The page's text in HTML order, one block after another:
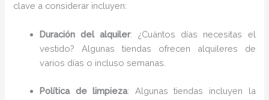
clave a considerar incluyen:
Duración del alquiler: ¿Cuántos días necesitas el
vestido? Algunas tiendas ofrecen alquileres de
varios días o incluso semanas.
Política de limpieza: Algunas tiendas incluyen la